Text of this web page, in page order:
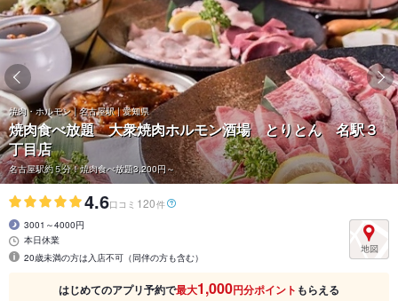
焼肉・ホルモン | 名古屋駅 | 愛知県
焼肉食べ放題 大衆焼肉ホルモン酒場 とりとん 名駅３
丁目店
名古屋駅約５分！焼肉食べ放題3,200円～
4.6口コミ 120件
3001～4000円
本日休業
20歳未満の方は入店不可（同伴の方も含む）
はじめてのアプリ予約で最大1,000円分ポイント もらえる